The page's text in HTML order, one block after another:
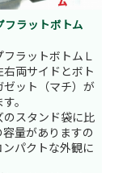
フラットボトム
ラットボトムＬ
右両サイドとボト
ゼット（マチ）が
。
のスタンド袋に比
容量がありますの
ンパクトな外観に